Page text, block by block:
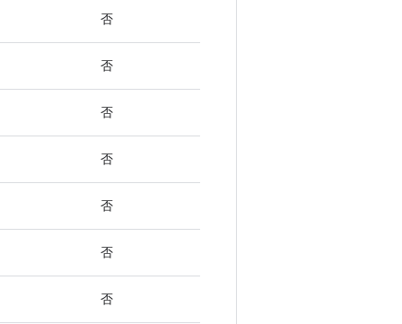
否
否
否
否
否
否
否